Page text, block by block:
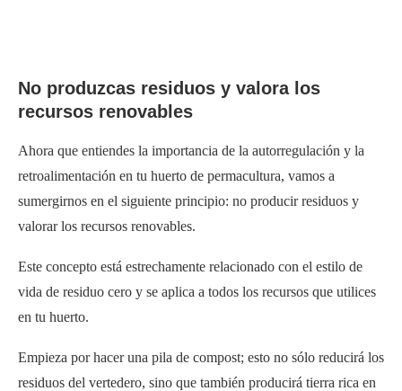
No produzcas residuos y valora los
recursos renovables
Ahora que entiendes la importancia de la autorregulación y la
retroalimentación en tu huerto de permacultura, vamos a
sumergirnos en el siguiente principio: no producir residuos y
valorar los recursos renovables.
Este concepto está estrechamente relacionado con el estilo de
vida de residuo cero y se aplica a todos los recursos que utilices
en tu huerto.
Empieza por hacer una pila de compost; esto no sólo reducirá los
residuos del vertedero, sino que también producirá tierra rica en